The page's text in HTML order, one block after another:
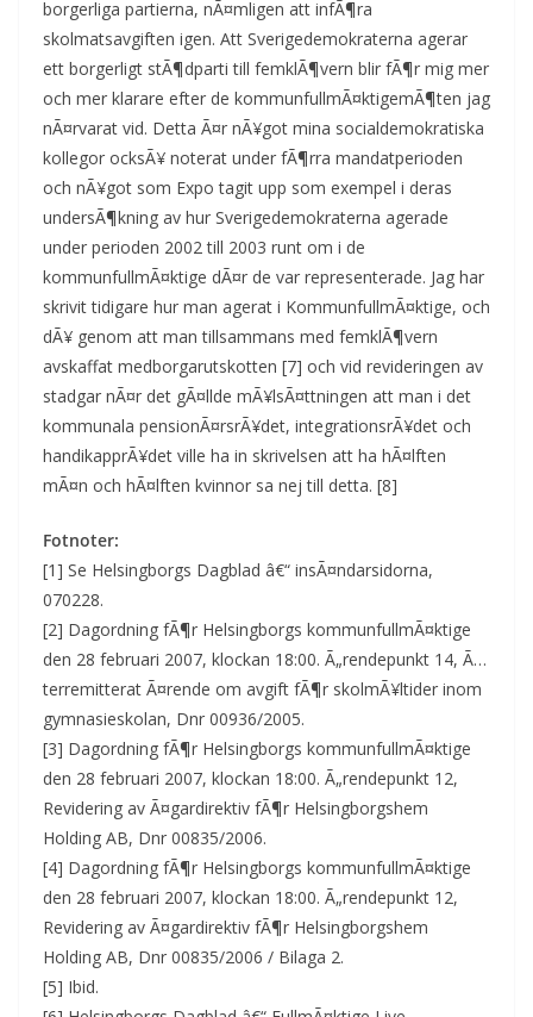
borgerliga partierna, nÃ¤mligen att infÃ¶ra
skolmatsavgiften igen. Att Sverigedemokraterna agerar
ett borgerligt stÃ¶dparti till femklÃ¶vern blir fÃ¶r mig mer
och mer klarare efter de kommunfullmÃ¤ktigemÃ¶ten jag
nÃ¤rvarat vid. Detta Ã¤r nÃ¥got mina socialdemokratiska
kollegor ocksÃ¥ noterat under fÃ¶rra mandatperioden
och nÃ¥got som Expo tagit upp som exempel i deras
undersÃ¶kning av hur Sverigedemokraterna agerade
under perioden 2002 till 2003 runt om i de
kommunfullmÃ¤ktige dÃ¤r de var representerade. Jag har
skrivit tidigare hur man agerat i KommunfullmÃ¤ktige, och
dÃ¥ genom att man tillsammans med femklÃ¶vern
avskaffat medborgarutskotten [7] och vid revideringen av
stadgar nÃ¤r det gÃ¤llde mÃ¥lsÃ¤ttningen att man i det
kommunala pensionÃ¤rsrÃ¥det, integrationsrÃ¥det och
handikapprÃ¥det ville ha in skrivelsen att ha hÃ¤lften
mÃ¤n och hÃ¤lften kvinnor sa nej till detta. [8]
Fotnoter:
[1] Se Helsingborgs Dagblad â€“ insÃ¤ndarsidorna,
070228.
[2] Dagordning fÃ¶r Helsingborgs kommunfullmÃ¤ktige
den 28 februari 2007, klockan 18:00. Ã„rendepunkt 14, Ã…
terremitterat Ã¤rende om avgift fÃ¶r skolmÃ¥ltider inom
gymnasieskolan, Dnr 00936/2005.
[3] Dagordning fÃ¶r Helsingborgs kommunfullmÃ¤ktige
den 28 februari 2007, klockan 18:00. Ã„rendepunkt 12,
Revidering av Ã¤gardirektiv fÃ¶r Helsingborgshem
Holding AB, Dnr 00835/2006.
[4] Dagordning fÃ¶r Helsingborgs kommunfullmÃ¤ktige
den 28 februari 2007, klockan 18:00. Ã„rendepunkt 12,
Revidering av Ã¤gardirektiv fÃ¶r Helsingborgshem
Holding AB, Dnr 00835/2006 / Bilaga 2.
[5] Ibid.